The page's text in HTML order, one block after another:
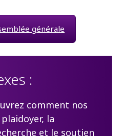
générale
:
comment nos
la
et le soutien